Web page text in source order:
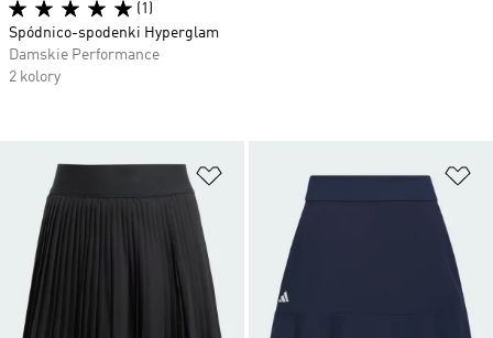
(1)
Spódnico-spodenki Hyperglam
Damskie Performance
2 kolory